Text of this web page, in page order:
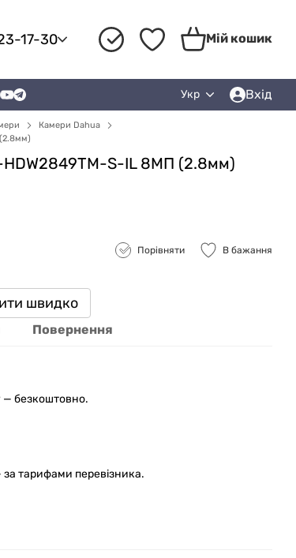
17-30 Мій кошик
Укр Вхід
Камери Dahua
HDW2849TM-S-IL 8МП (2.8мм)
Порівняти В бажання
швидко
Повернення
— безкоштовно.
тарифами перевізника.